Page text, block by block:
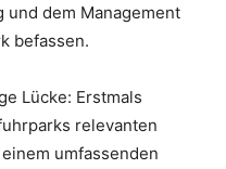
dem Management
befassen.
Lücke: Erstmals
relevanten
umfassenden